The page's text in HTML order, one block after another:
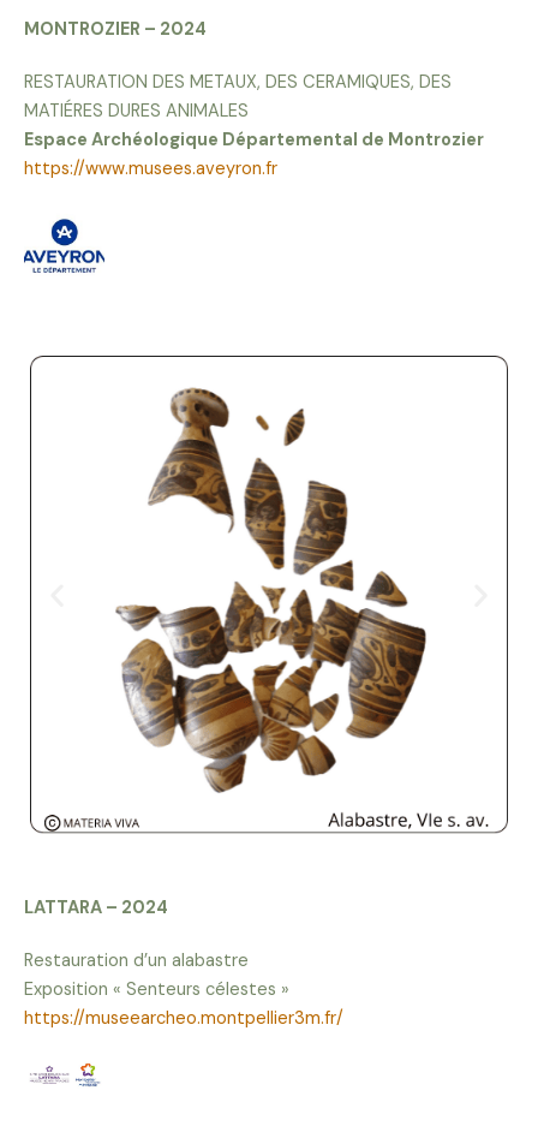
MONTROZIER – 2024
RESTAURATION DES METAUX, DES CERAMIQUES, DES
MATIÉRES DURES ANIMALES
Espace Archéologique Départemental de Montrozier
https://www.musees.aveyron.fr
LATTARA – 2024
Restauration d’un alabastre
Exposition « Senteurs célestes »
https://museearcheo.montpellier3m.fr/